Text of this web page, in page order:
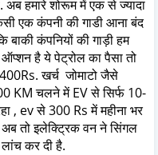
अब हमारे शोरूम में एक से ज्यादा
एक कंपनी की गाडी आना बंद
बाकी कंपनियों की गाड़ी हम
ऑप्शन है ये पेट्रोल का पैसा तो
खर्चजोमाटो जैसे
KM चलने में EV से सिर्फ 10-
, ev से 300 Rs में महीना भर
अब तो इलेक्ट्रिक वन ने सिंगल
कर दी है.